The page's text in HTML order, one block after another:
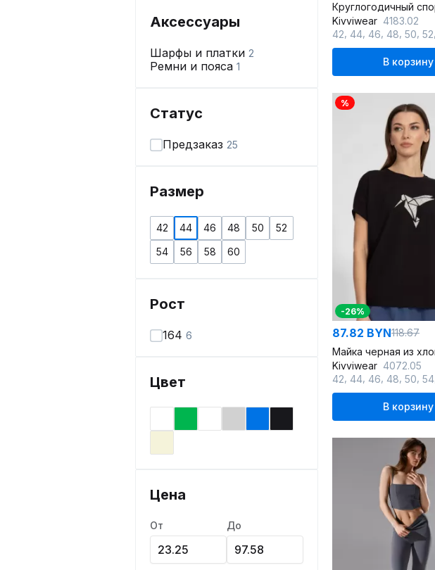
Домашняя одежда
Купальники и пляжная
Нижнее бельё336
Аксессуары
Шарфы и платки 2
Ремни и пояса 1
Статус
Предзаказ 25
Размер
42 44 46 48 50
52
54
56 58 60
Рост
164 6
Цвет
Цена
От До
Kivviwear 4183.02
42 44 46 48 50 52
В корзину
%
-26%
87.82 BYN118.67
Kivviwear 4072.05
42 44 46 48 50 54
В корзину